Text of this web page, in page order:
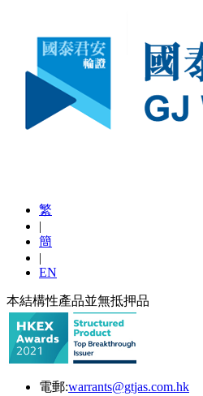
繁
|
簡
|
EN
本結構性產品並無抵押品
電郵:warrants@gtjas.com.hk